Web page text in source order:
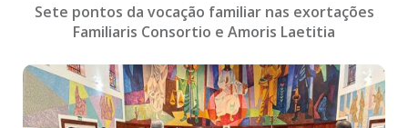
Sete pontos da vocação familiar nas exortações
Familiaris Consortio e Amoris Laetitia